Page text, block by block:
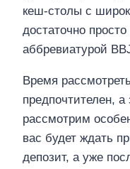
кеш-столы с
достаточно
аббревиатурой
Время
предпочтителен,
рассмотрим
вас будет ждать
депозит, а уже